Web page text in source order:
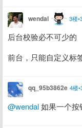
wendal 3楼
后台校验必不可少的
前台，只能自定义标
qq_95b3862e 4楼
@wendal 如果一个按